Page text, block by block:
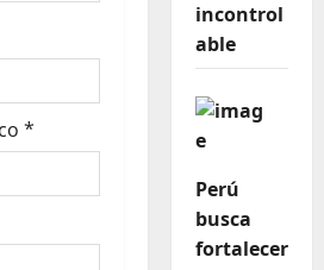
*
incontrol
able
Perú
busca
fortalecer